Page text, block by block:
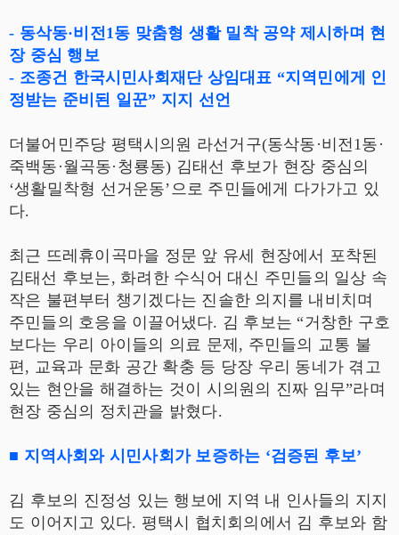
- 동삭동·비전1동 맞춤형 생활 밀착 공약 제시하며 현
장 중심 행보
- 조종건 한국시민사회재단 상임대표 “지역민에게 인
정받는 준비된 일꾼” 지지 선언
더불어민주당 평택시의원 라선거구(동삭동·비전1동·
죽백동·월곡동·청룡동) 김태선 후보가 현장 중심의
‘생활밀착형 선거운동’으로 주민들에게 다가가고 있
다.
최근 뜨레휴이곡마을 정문 앞 유세 현장에서 포착된
김태선 후보는, 화려한 수식어 대신 주민들의 일상 속
작은 불편부터 챙기겠다는 진솔한 의지를 내비치며
주민들의 호응을 이끌어냈다. 김 후보는 “거창한 구호
보다는 우리 아이들의 의료 문제, 주민들의 교통 불
편, 교육과 문화 공간 확충 등 당장 우리 동네가 겪고
있는 현안을 해결하는 것이 시의원의 진짜 임무”라며
현장 중심의 정치관을 밝혔다.
■ 지역사회와 시민사회가 보증하는 ‘검증된 후보’
김 후보의 진정성 있는 행보에 지역 내 인사들의 지지
도 이어지고 있다. 평택시 협치회의에서 김 후보와 함